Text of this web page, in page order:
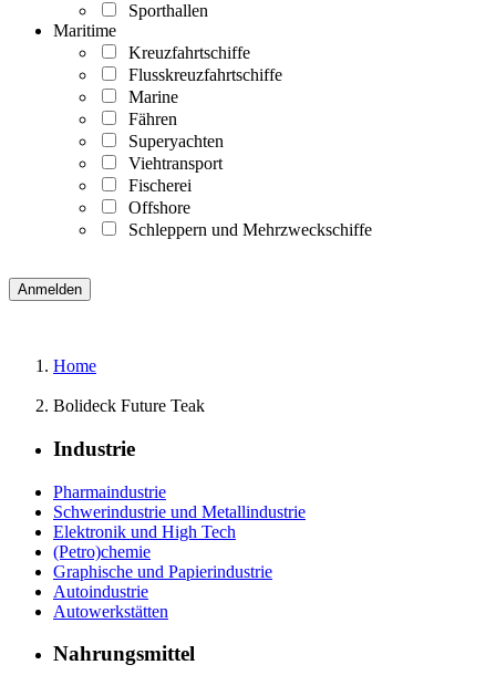
Sporthallen
Maritime
Kreuzfahrtschiffe
Flusskreuzfahrtschiffe
Marine
Fähren
Superyachten
Viehtransport
Fischerei
Offshore
Schleppern und Mehrzweckschiffe
Home
Bolideck Future Teak
Industrie
Pharmaindustrie
Schwerindustrie und Metallindustrie
Elektronik und High Tech
(Petro)chemie
Graphische und Papierindustrie
Autoindustrie
Autowerkstätten
Nahrungsmittel